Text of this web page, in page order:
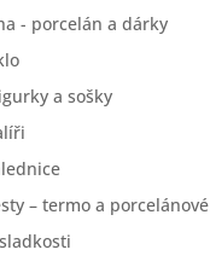
- porcelán a dárky
a sošky
– termo a porcelánové